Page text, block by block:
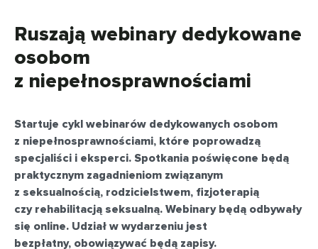
Ruszają webinary dedykowane
osobom
z niepełnosprawnościami
Startuje cykl webinarów dedykowanych osobom
z niepełnosprawnościami, które poprowadzą
specjaliści i eksperci. Spotkania poświęcone będą
praktycznym zagadnieniom związanym
z seksualnością, rodzicielstwem, fizjoterapią
czy rehabilitacją seksualną. Webinarybędą odbywały
się online. Udział w wydarzeniu jest
bezpłatny, obowiązywać będą zapisy.